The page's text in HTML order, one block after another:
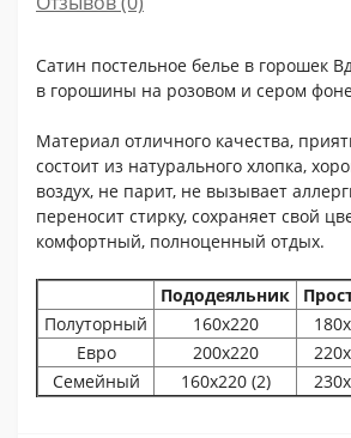
Сатин постельное белье в горошек
в горошины на розовом и сером
Материал отличного качества,
состоит из натурального хлопка,
воздух, не парит, не вызывает
переносит стирку, сохраняет свой
комфортный, полноценный отдых.
Пододеяльник
Полуторный
160х220
Евро
200х220
Семейный
160х220 (2)